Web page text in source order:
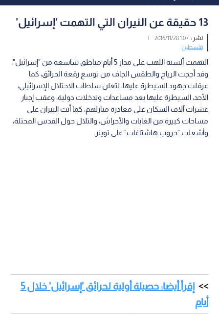
13 حقيقة عن النيران التي التهمت 'إسرائيل'
نشر :1:07 2016/11/28
|
فلسطين
التهمت ألسنة اللهب على مدار 5 أيام مناطق شاسعة من "إسرائيل"،
وقد أججت الرياح والطقس الجاف من توسع رقعة الحرائق، كما
عرقلت جهود السيطرة عليها، لتعلن سلطات الاحتلال الإسرائيلي،
الأحد، السيطرة عليها بعد مساعدات وتدخلات دولية، وعقب إجبار
عشرات آلاف السكان على مغادرة منازلهم، كما أتت النيران على
مساحات كبيرة من الغابات والأحراش، والتلال حول القدس المحتلة،
وأشعلت "حروب هاشتاغات" على تويتر.
إقرأ أيضا: حصيلة أولية لحرائق 'إسرائيل' خلال 5
أيام